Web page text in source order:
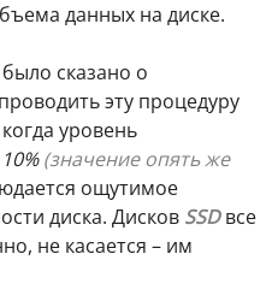
данных на диске.
сказано о
эту процедуру
уровень
10% (значение опять же
ощутимое
диска. Дисков SSDвсе
не касается – им